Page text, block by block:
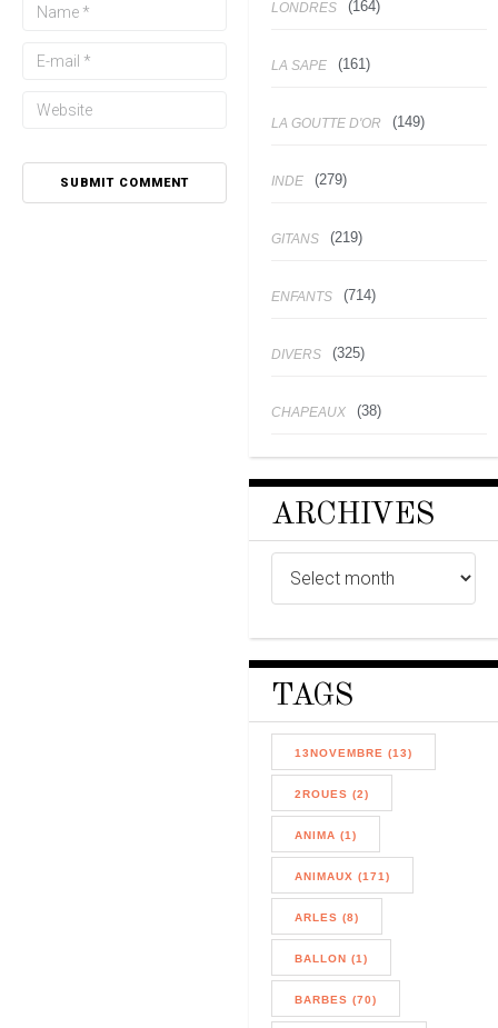
LONDRES (164)
LA SAPE (161)
LA GOUTTE D'OR (149)
INDE (279)
GITANS (219)
ENFANTS (714)
DIVERS (325)
CHAPEAUX (38)
ARCHIVES
TAGS
13NOVEMBRE (13)
2ROUES (2)
ANIMA (1)
ANIMAUX (171)
ARLES (8)
BALLON (1)
BARBES (70)